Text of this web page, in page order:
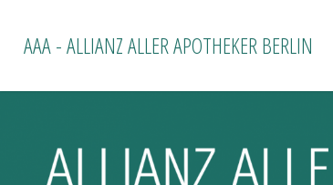
InhaltAAA - ALLIANZ ALLER APOTHEKER BERLIN